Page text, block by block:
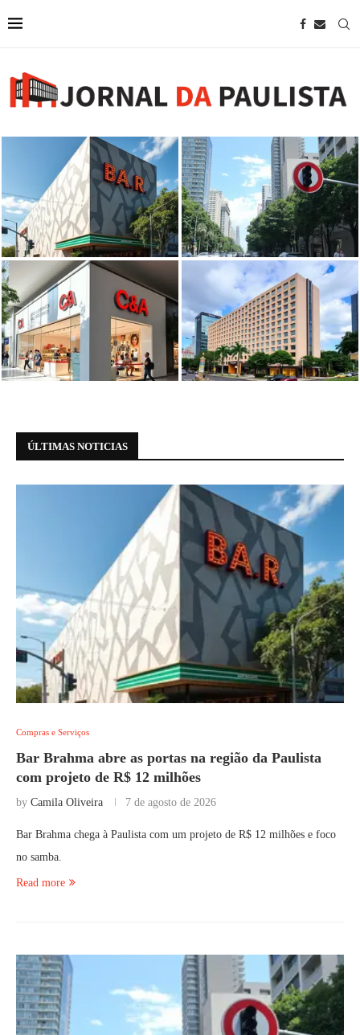
Bar Brahma abre as portas na
região da Paulista com projeto
de...
SP restringe uso de som na
Avenida Paulista
C&A abrirá nova unidade na
Avenida Paulista em agosto, em
meio à...
Wyndham anuncia novo hotel em
São Paulo próximo à Avenida
Paulista
ÚLTIMAS NOTICIAS
Compras e Serviços
Bar Brahma abre as portas na região da Paulista
com projeto de R$ 12 milhões
by Camila Oliveira 7 de agosto de 2026
Bar Brahma chega à Paulista com um projeto de R$ 12 milhões e foco
no samba.
Read more